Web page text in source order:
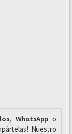
, WhαtsAppo
Nuestro